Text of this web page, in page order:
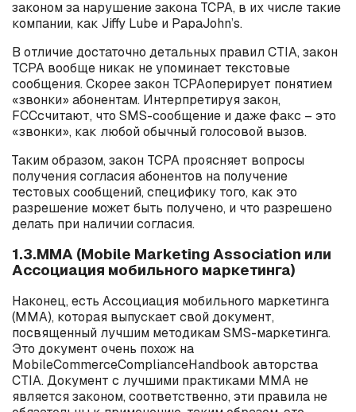
законом за нарушение закона TCPA, в их числе такие
компании, как Jiffy Lube и PapaJohn’s.
В отличие достаточно детальных правилCTIA, закон
TCPA вообще никак не упоминает текстовые
сообщения. Скорее закон TCPAоперирует понятием
«звонки» абонентам. Интерпретируя закон,
FCCсчитают, что SMS-сообщение и даже факс – это
«звонки», как любой обычный голосовой вызов.
Таким образом, закон TCPA проясняет вопросы
получения согласия абонентов на получение
тестовых сообщений, специфику того, как это
разрешение может быть получено, и что разрешено
делать при наличии согласия.
1.3.MMA (Mobile Marketing Association или
Ассоциация мобильного маркетинга)
Наконец, есть Ассоциация мобильного маркетинга
(ММА), которая выпускает свой документ,
посвященный лучшим методикамSMS-маркетинга.
Это документ очень похож на
MobileCommerceComplianceHandbook авторства
CTIA. Документ с лучшими практиками ММА не
является законом, соответственно, эти правила не